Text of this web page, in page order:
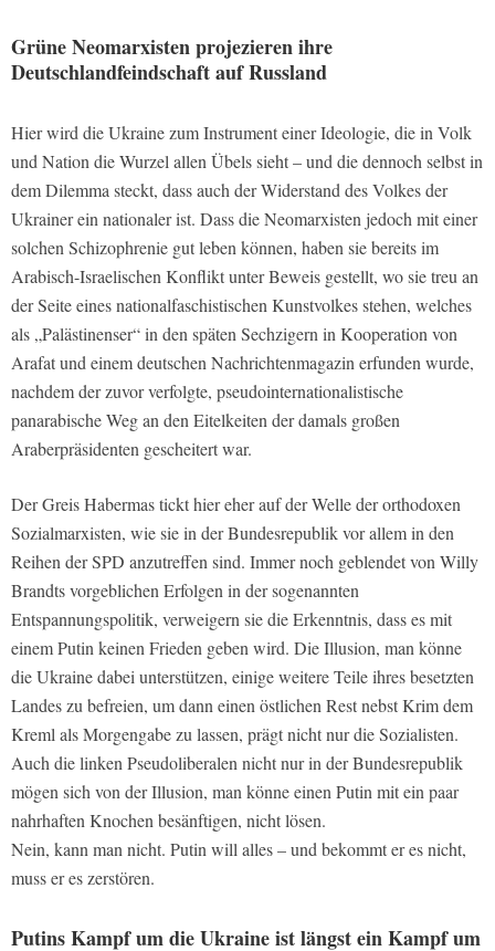
Grüne Neomarxisten projezieren ihre
Deutschlandfeindschaft auf Russland
Hier wird die Ukraine zum Instrument einer Ideologie, die in Volk
und Nation die Wurzel allen Übels sieht – und die dennoch selbst in
dem Dilemma steckt, dass auch der Widerstand des Volkes der
Ukrainer ein nationaler ist. Dass die Neomarxisten jedoch mit einer
solchen Schizophrenie gut leben können, haben sie bereits im
Arabisch-Israelischen Konflikt unter Beweis gestellt, wo sie treu an
der Seite eines nationalfaschistischen Kunstvolkes stehen, welches
als „Palästinenser“ in den späten Sechzigern in Kooperation von
Arafat und einem deutschen Nachrichtenmagazin erfunden wurde,
nachdem der zuvor verfolgte, pseudointernationalistische
panarabische Weg an den Eitelkeiten der damals großen
Araberpräsidenten gescheitert war.
Der Greis Habermas tickt hier eher auf der Welle der orthodoxen
Sozialmarxisten, wie sie in der Bundesrepublik vor allem in den
Reihen der SPD anzutreffen sind. Immer noch geblendet von Willy
Brandts vorgeblichen Erfolgen in der sogenannten
Entspannungspolitik, verweigern sie die Erkenntnis, dass es mit
einem Putin keinen Frieden geben wird. Die Illusion, man könne
die Ukraine dabei unterstützen, einige weitere Teile ihres besetzten
Landes zu befreien, um dann einen östlichen Rest nebst Krim dem
Kreml als Morgengabe zu lassen, prägt nicht nur die Sozialisten.
Auch die linken Pseudoliberalen nicht nur in der Bundesrepublik
mögen sich von der Illusion, man könne einen Putin mit ein paar
nahrhaften Knochen besänftigen, nicht lösen.
Nein, kann man nicht. Putin will alles – und bekommt er es nicht,
muss er es zerstören.
Putins Kampf um die Ukraine ist längst ein Kampf um